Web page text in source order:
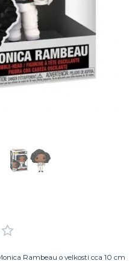
Rambeau o velkosti cca 10 cm